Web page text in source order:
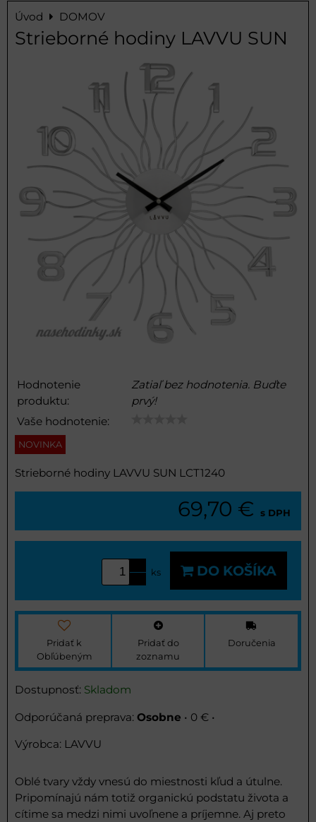
Úvod DOMOV
Strieborné hodiny LAVVU SUN
Hodnotenie
produktu:
Zatiaľ bez hodnotenia. Buďte
prvý!
Vaše hodnotenie:
NOVINKA
Strieborné hodiny LAVVU SUN LCT1240
69,70 € s DPH
ks DO KOŠÍKA
Pridať k
Obľúbeným
Pridať do
zoznamu
Doručenia
Dostupnosť: Skladom
Osobne • 0 € •
Výrobca: LAVVU
Oblé tvary vždy vnesú do miestnosti kľud a útulne.
Pripomínajú nám totiž organickú podstatu života a
cítime sa medzi nimi uvoľnene a príjemne. Aj preto